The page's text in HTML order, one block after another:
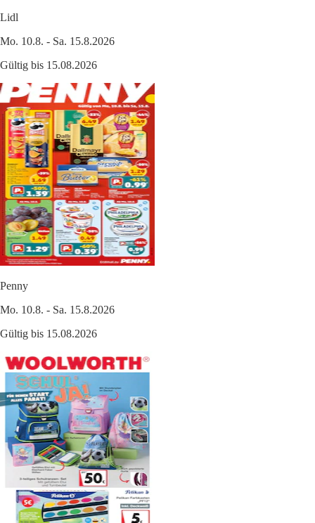
Lidl
Mo. 10.8. - Sa. 15.8.2026
Gültig bis 15.08.2026
Penny
Mo. 10.8. - Sa. 15.8.2026
Gültig bis 15.08.2026